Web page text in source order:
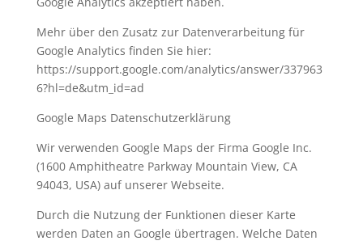
Mehr über den Zusatz zur Datenverarbeitung für
Google Analytics finden Sie hier:
https://support.google.com/analytics/answer/337963
6?hl=de&utm_id=ad
Google Maps Datenschutzerklärung
Wir verwenden Google Maps der Firma Google Inc.
(1600 Amphitheatre Parkway Mountain View, CA
94043, USA) auf unserer Webseite.
Durch die Nutzung der Funktionen dieser Karte
werden Daten an Google übertragen. Welche Daten